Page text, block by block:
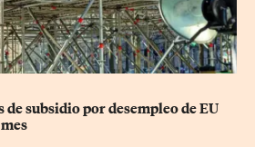
de subsidio por desempleo de EU